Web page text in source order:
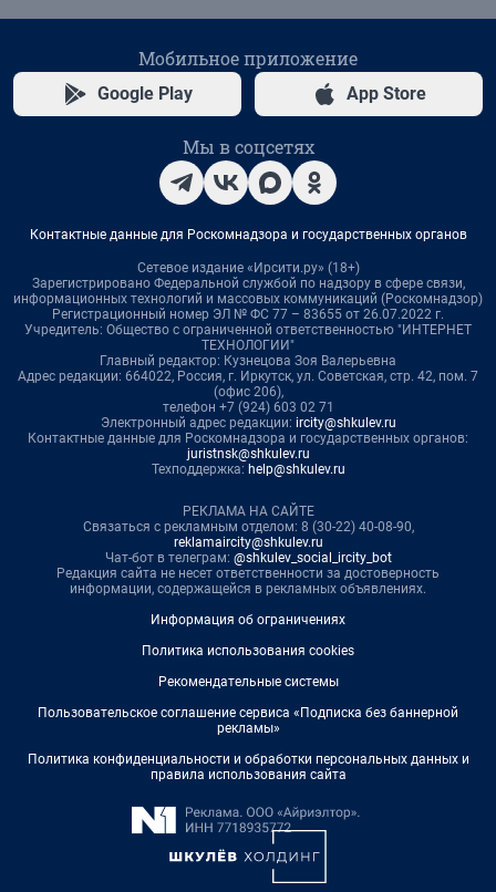
Мобильное приложение
Google Play App Store
Мы в соцсетях
Контактные данные для Роскомнадзора и государственных органов
Сетевое издание «Ирсити.ру» (18+)
Зарегистрировано Федеральной службой по надзору в сфере связи,
информационных технологий и массовых коммуникаций (Роскомнадзор)
Регистрационный номер ЭЛ № ФС 77 – 83655 от 26.07.2022 г.
Учредитель: Общество с ограниченной ответственностью "ИНТЕРНЕТ
ТЕХНОЛОГИИ"
Главный редактор: Кузнецова Зоя Валерьевна
Адрес редакции: 664022, Россия, г. Иркутск, ул. Советская, стр. 42, пом. 7
(офис 206),
телефон +7 (924) 603 02 71
Электронный адрес редакции: ircity@shkulev.ru
Контактные данные для Роскомнадзора и государственных органов:
juristnsk@shkulev.ru
Техподдержка: help@shkulev.ru
РЕКЛАМА НА САЙТЕ
Связаться с рекламным отделом: 8 (30-22) 40-08-90,
reklamaircity@shkulev.ru
Чат-бот в телеграм: @shkulev_social_ircity_bot
Редакция сайта не несет ответственности за достоверность
информации, содержащейся в рекламных объявлениях.
Информация об ограничениях
Политика использования cookies
Рекомендательные системы
Пользовательское соглашение сервиса «Подписка без баннерной
рекламы»
Политика конфиденциальности и обработки персональных данных и
правила использования сайта